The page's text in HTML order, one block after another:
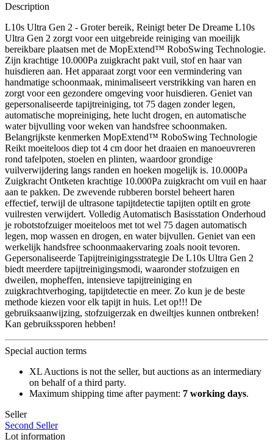
Description
L10s Ultra Gen 2 - Groter bereik, Reinigt beter De Dreame L10s
Ultra Gen 2 zorgt voor een uitgebreide reiniging van moeilijk
bereikbare plaatsen met de MopExtend™ RoboSwing Technologie.
Zijn krachtige 10.000Pa zuigkracht pakt vuil, stof en haar van
huisdieren aan. Het apparaat zorgt voor een vermindering van
handmatige schoonmaak, minimaliseert verstrikking van haren en
zorgt voor een gezondere omgeving voor huisdieren. Geniet van
gepersonaliseerde tapijtreiniging, tot 75 dagen zonder legen,
automatische mopreiniging, hete lucht drogen, en automatische
water bijvulling voor weken van handsfree schoonmaken.
Belangrijkste kenmerken MopExtend™ RoboSwing Technologie
Reikt moeiteloos diep tot 4 cm door het draaien en manoeuvreren
rond tafelpoten, stoelen en plinten, waardoor grondige
vuilverwijdering langs randen en hoeken mogelijk is. 10.000Pa
Zuigkracht Ontketen krachtige 10.000Pa zuigkracht om vuil en haar
aan te pakken. De zwevende rubberen borstel beheert haren
effectief, terwijl de ultrasone tapijtdetectie tapijten optilt en grote
vuilresten verwijdert. Volledig Automatisch Basisstation Onderhoud
je robotstofzuiger moeiteloos met tot wel 75 dagen automatisch
legen, mop wassen en drogen, en water bijvullen. Geniet van een
werkelijk handsfree schoonmaakervaring zoals nooit tevoren.
Gepersonaliseerde Tapijtreinigingsstrategie De L10s Ultra Gen 2
biedt meerdere tapijtreinigingsmodi, waaronder stofzuigen en
dweilen, mopheffen, intensieve tapijtreiniging en
zuigkrachtverhoging, tapijtdetectie en meer. Zo kun je de beste
methode kiezen voor elk tapijt in huis. Let op!!! De
gebruiksaanwijzing, stofzuigerzak en dweiltjes kunnen ontbreken!
Kan gebruikssporen hebben!
Special auction terms
XL Auctions is not the seller, but auctions as an intermediary
on behalf of a third party.
Maximum shipping time after payment: 7 working days.
Seller
Second Seller
Lot information